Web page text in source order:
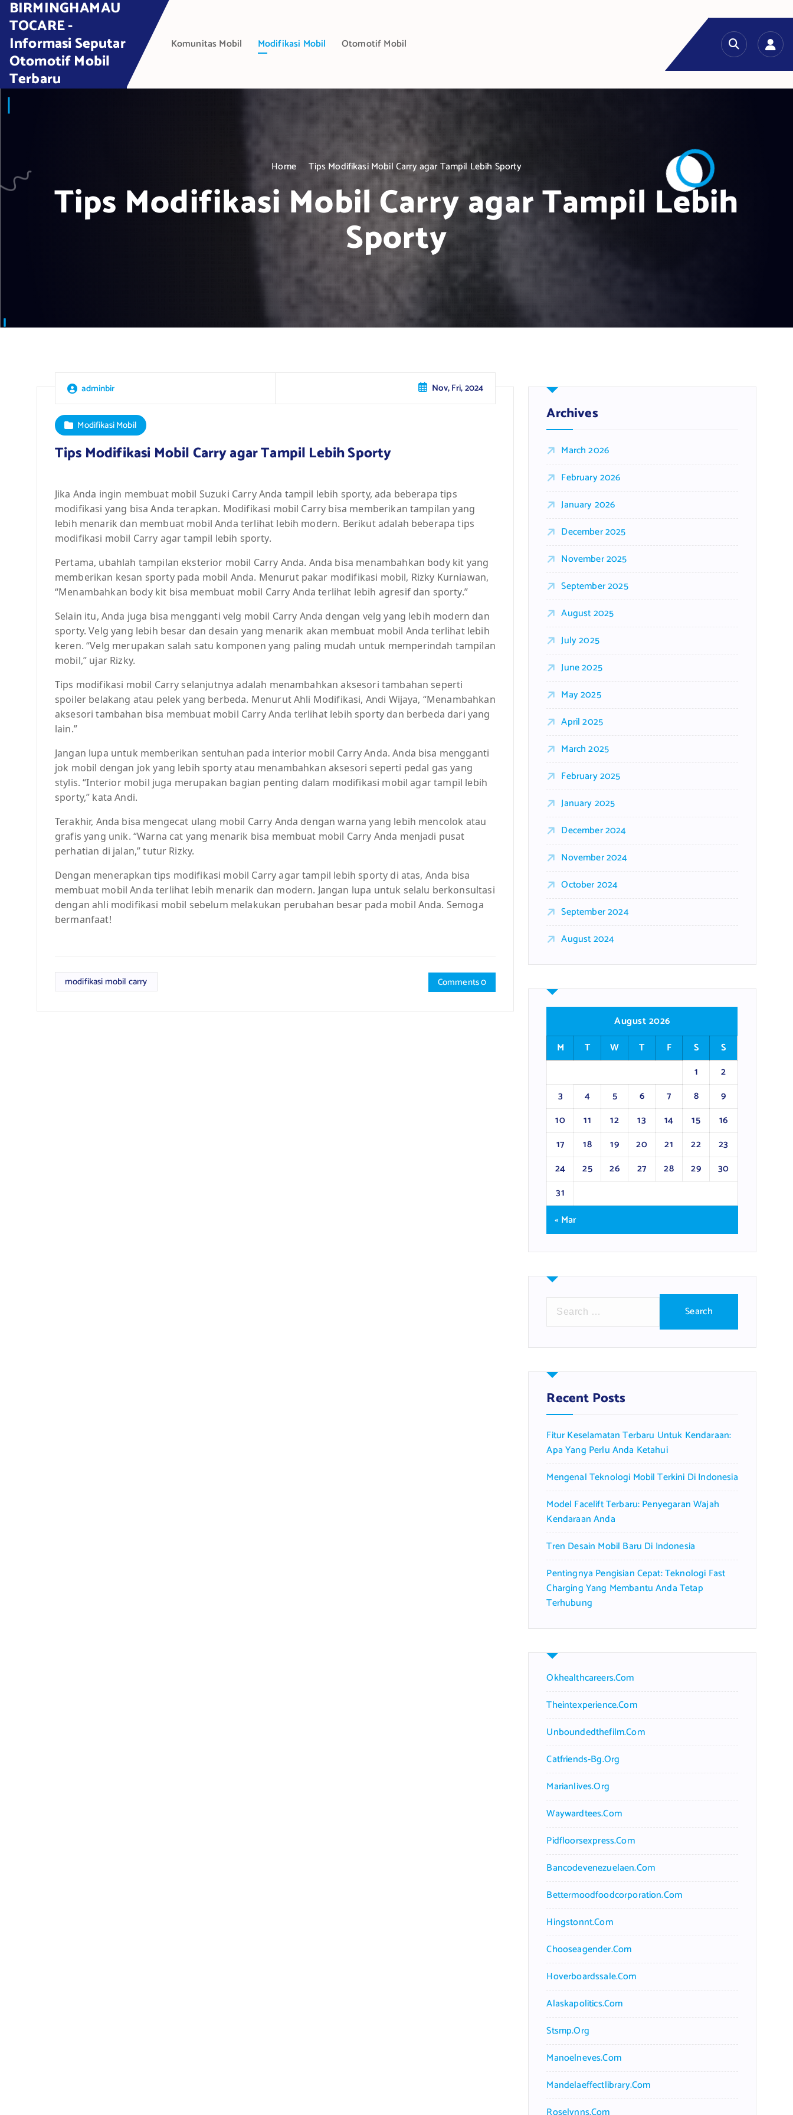
t
BIRMINGHAMAU
TOCARE -
Informasi Seputar
Otomotif Mobil
Terbaru
Komunitas Mobil Modifikasi Mobil Otomotif Mobil
Home Tips Modifikasi Mobil Carry agar Tampil Lebih Sporty
Tips Modifikasi Mobil Carry agar Tampil Lebih
Sporty
adminbir Nov, Fri, 2024
Modifikasi Mobil
Tips Modifikasi Mobil Carry agar Tampil Lebih Sporty
Jika Anda ingin membuat mobil Suzuki Carry Anda tampil lebih sporty, ada beberapa tips
modifikasi yang bisa Anda terapkan. Modifikasi mobil Carry bisa memberikan tampilan yang
lebih menarik dan membuat mobil Anda terlihat lebih modern. Berikut adalah beberapa tips
modifikasi mobil Carry agar tampil lebih sporty.
Pertama, ubahlah tampilan eksterior mobil Carry Anda. Anda bisa menambahkan body kit yang
memberikan kesan sporty pada mobil Anda. Menurut pakar modifikasi mobil, Rizky Kurniawan,
“Menambahkan body kit bisa membuat mobil Carry Anda terlihat lebih agresif dan sporty.”
Selain itu, Anda juga bisa mengganti velg mobil Carry Anda dengan velg yang lebih modern dan
sporty. Velg yang lebih besar dan desain yang menarik akan membuat mobil Anda terlihat lebih
keren. “Velg merupakan salah satu komponen yang paling mudah untuk memperindah tampilan
mobil,” ujar Rizky.
Tips modifikasi mobil Carry selanjutnya adalah menambahkan aksesori tambahan seperti
spoiler belakang atau pelek yang berbeda. Menurut Ahli Modifikasi, Andi Wijaya, “Menambahkan
aksesori tambahan bisa membuat mobil Carry Anda terlihat lebih sporty dan berbeda dari yang
lain.”
Jangan lupa untuk memberikan sentuhan pada interior mobil Carry Anda. Anda bisa mengganti
jok mobil dengan jok yang lebih sporty atau menambahkan aksesori seperti pedal gas yang
stylis. “Interior mobil juga merupakan bagian penting dalam modifikasi mobil agar tampil lebih
sporty,” kata Andi.
Terakhir, Anda bisa mengecat ulang mobil Carry Anda dengan warna yang lebih mencolok atau
grafis yang unik. “Warna cat yang menarik bisa membuat mobil Carry Anda menjadi pusat
perhatian di jalan,” tutur Rizky.
Dengan menerapkan tips modifikasi mobil Carry agar tampil lebih sporty di atas, Anda bisa
membuat mobil Anda terlihat lebih menarik dan modern. Jangan lupa untuk selalu berkonsultasi
dengan ahli modifikasi mobil sebelum melakukan perubahan besar pada mobil Anda. Semoga
bermanfaat!
modifikasi mobil carry Comments 0
Archives
March 2026
February 2026
January 2026
December 2025
November 2025
September 2025
August 2025
July 2025
June 2025
May 2025
April 2025
March 2025
February 2025
January 2025
December 2024
November 2024
October 2024
September 2024
August 2024
August 2026
M
T W T F S
S
1
2
3
4 5 6 7 8
9
10
11 12 13 14 15
16
17
18 19 20 21 22
23
24
25 26 27 28 29
30
31
« Mar
r
h
f
o
:
Recent Posts
Fitur Keselamatan Terbaru Untuk Kendaraan:
Apa Yang Perlu Anda Ketahui
Mengenal Teknologi Mobil Terkini Di Indonesia
Model Facelift Terbaru: Penyegaran Wajah
Kendaraan Anda
Tren Desain Mobil Baru Di Indonesia
Pentingnya Pengisian Cepat: Teknologi Fast
Charging Yang Membantu Anda Tetap
Terhubung
Okhealthcareers.com
Theintexperience.com
Unboundedthefilm.com
Catfriends-Bg.org
Marianlives.org
Waywardtees.com
Pidfloorsexpress.com
Bancodevenezuelaen.com
Bettermoodfoodcorporation.com
Hingstonnt.com
Chooseagender.com
Hoverboardssale.com
Alaskapolitics.com
Stsmp.org
Manoelneves.com
Mandelaeffectlibrary.com